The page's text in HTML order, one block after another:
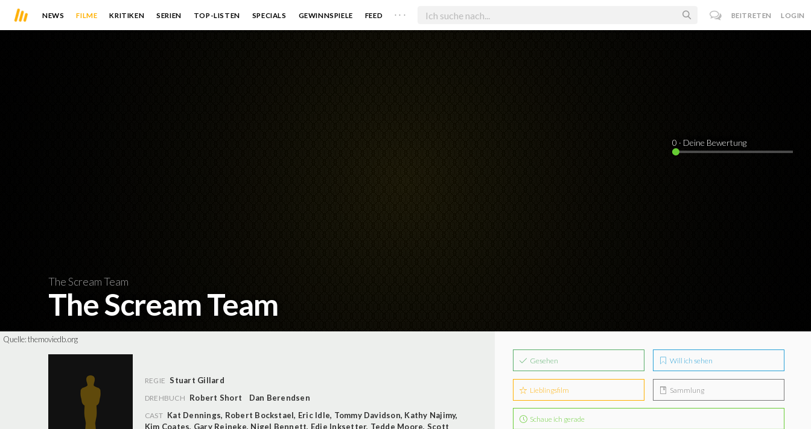
NEWS FILME KRITIKEN SERIEN TOP-LISTEN SPECIALS GEWINNSPIELE FEED . . . BEITRETEN LOGIN
The Scream Team
The Scream Team
0 · Deine Bewertung
Quelle:themoviedb.org
REGIE Stuart Gillard
DREHBUCH Robert Short Dan Berendsen
CAST Kat Dennings, Robert Bockstael, Eric Idle, Tommy Davidson, Kathy Najimy,
Kim Coates, Gary Reineke, Nigel Bennett, Edie Inksetter, Tedde Moore, Scott
Gesehen Will ich sehen
Lieblingsfilm Sammlung
Schaue ich gerade